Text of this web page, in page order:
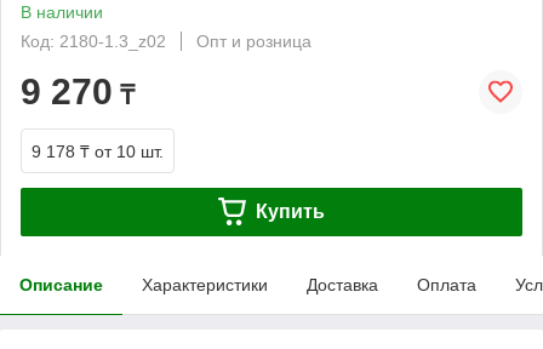
В наличии
Код: 2180-1.3_z02
Опт и розница
9 270 ₸
9 178 ₸ от 10 шт.
Купить
Описание Характеристики Доставка Оплата